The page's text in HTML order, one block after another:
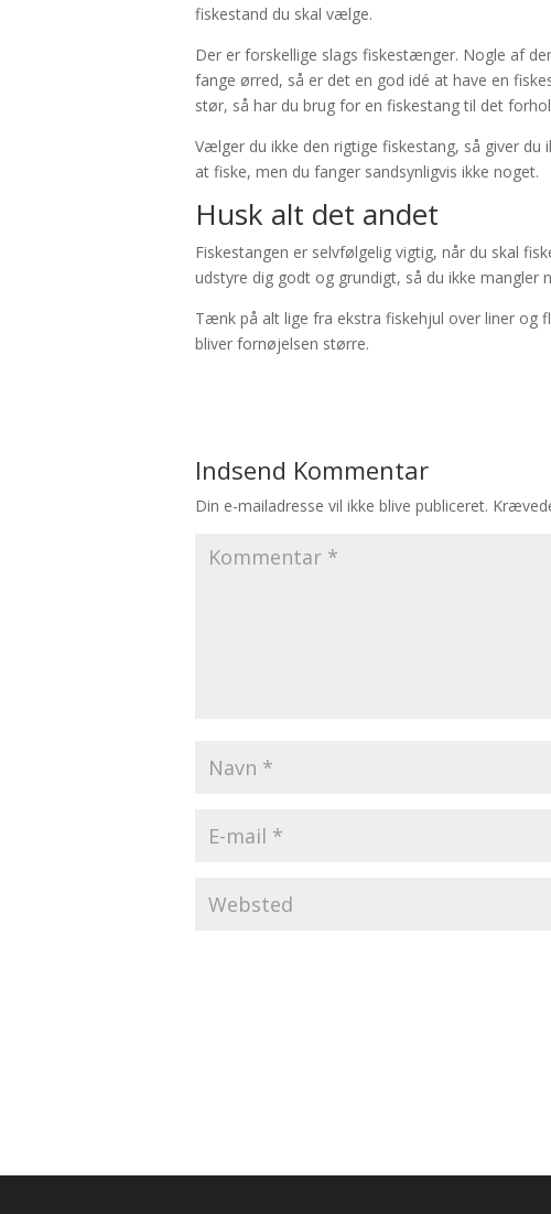
fiskestand du skal vælge.
Der er forskellige slags fiskestænger. Nogle af
fange ørred, så er det en god idé at have en
stør, så har du brug for en fiskestang til det
Vælger du ikke den rigtige fiskestang, så giver
at fiske, men du fanger sandsynligvis ikke noget.
Husk alt det andet
Fiskestangen er selvfølgelig vigtig, når du skal
udstyre dig godt og grundigt, så du ikke mangler
Tænk på alt lige fra ekstra fiskehjul over liner og
bliver fornøjelsen større.
Indsend Kommentar
Din e-mailadresse vil ikke blive publiceret.